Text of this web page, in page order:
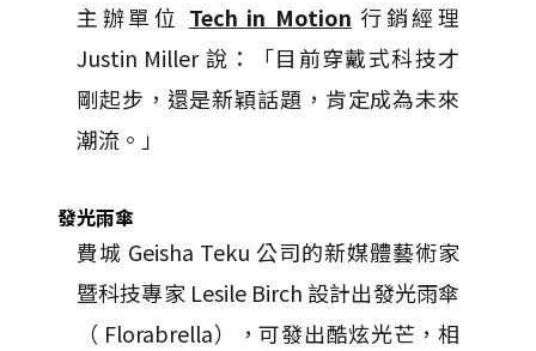
主辦單位 Tech in Motion 行銷經理
Justin Miller 說：「目前穿戴式科技才
剛起步，還是新穎話題，肯定成為未來
潮流。」
發光雨傘
費城 Geisha Teku 公司的新媒體藝術家
暨科技專家 Lesile Birch 設計出發光雨傘
（ Florabrella），可發出酷炫光芒，相